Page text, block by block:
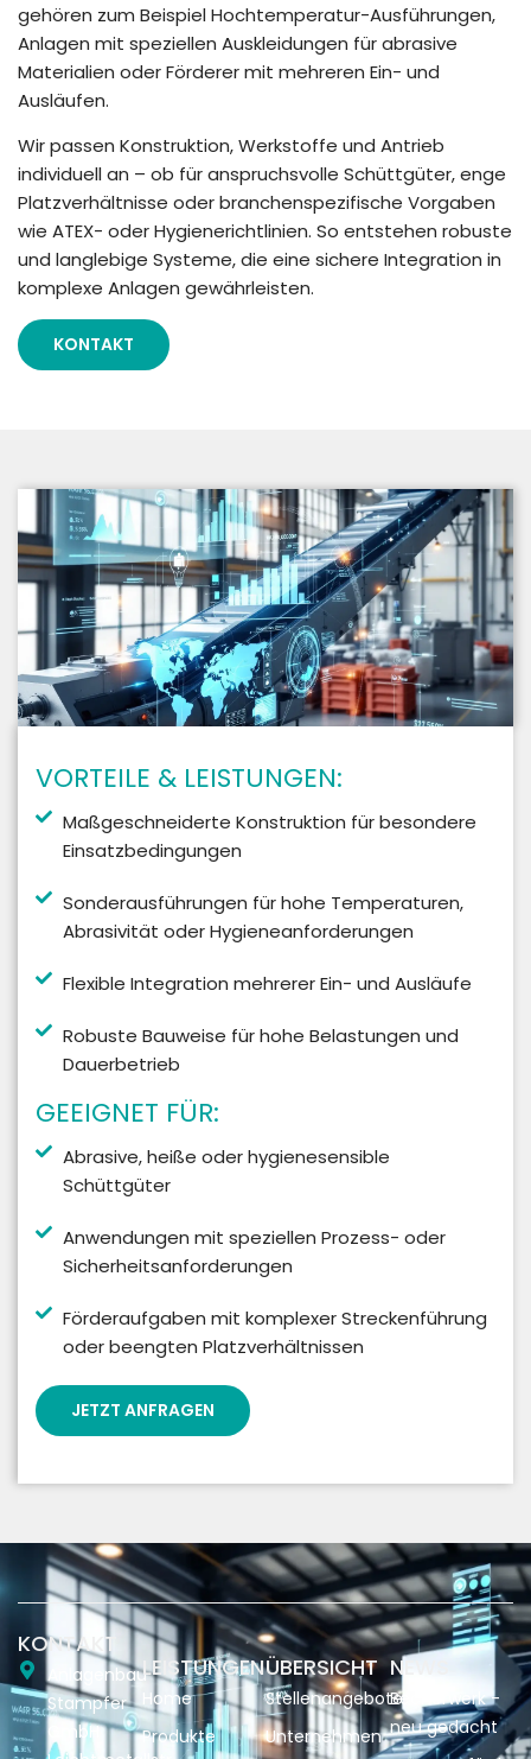
gehören zum Beispiel Hochtemperatur-Ausführungen,
Anlagen mit speziellen Auskleidungen für abrasive
Materialien oder Förderer mit mehreren Ein- und
Ausläufen.
Wir passen Konstruktion, Werkstoffe und Antrieb
individuell an – ob für anspruchsvolle Schüttgüter, enge
Platzverhältnisse oder branchenspezifische Vorgaben
wie ATEX- oder Hygienerichtlinien. So entstehen robuste
und langlebige Systeme, die eine sichere Integration in
komplexe Anlagen gewährleisten.
KONTAKT
VORTEILE & LEISTUNGEN:
Maßgeschneiderte Konstruktion für besondere
Einsatzbedingungen
Sonderausführungen für hohe Temperaturen,
Abrasivität oder Hygieneanforderungen
Flexible Integration mehrerer Ein- und Ausläufe
Robuste Bauweise für hohe Belastungen und
Dauerbetrieb
GEEIGNET FÜR:
Abrasive, heiße oder hygienesensible
Schüttgüter
Anwendungen mit speziellen Prozess- oder
Sicherheitsanforderungen
Förderaufgaben mit komplexer Streckenführung
oder beengten Platzverhältnissen
JETZT ANFRAGEN
KONTAKT
Anlagenbau
Stampfer
GmbH
LEISTUNGEN
Home
Produkte
ÜBERSICHT
Stellenangebote
Unternehmen
NEWS
Becherwerk -
neu gedacht